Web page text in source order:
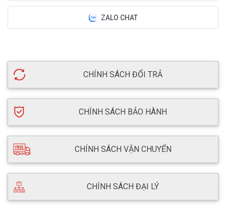
ZALO CHAT
CHÍNH SÁCH ĐỔI TRẢ
CHÍNH SÁCH BẢO HÀNH
CHÍNH SÁCH VẬN CHUYỂN
CHÍNH SÁCH ĐẠI LÝ